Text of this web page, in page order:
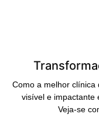
Como a melhor clínica
visível e impactante
Veja-se